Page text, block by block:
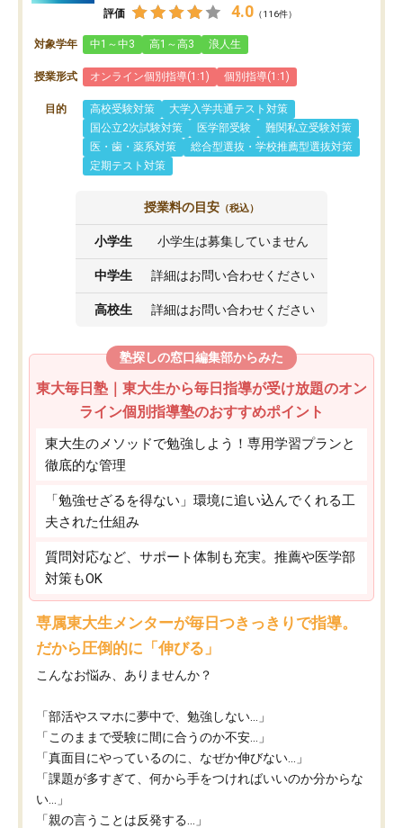
評価 4.0 （116件）
対象学年 中1～中3 高1～高3 浪人生
授業形式 オンライン個別指導(1:1) 個別指導(1:1)
目的 高校受験対策
大学入学共通テスト対策
国公立2次試験対策
医学部受験
難関私立受験対策
医・歯・薬系対策
総合型選抜・学校推薦型選抜対策
定期テスト対策
授業料の目安 （税込）
小学生 小学生は募集していません
中学生 詳細はお問い合わせください
高校生 詳細はお問い合わせください
塾探しの窓口編集部からみた
東大毎日塾｜東大生から毎日指導が受け放題のオン
ライン個別指導塾のおすすめポイント
東大生のメソッドで勉強しよう！専用学習プランと
徹底的な管理
「勉強せざるを得ない」環境に追い込んでくれる工
夫された仕組み
質問対応など、サポート体制も充実。推薦や医学部
対策もOK
専属東大生メンターが毎日つきっきりで指導。
だから圧倒的に「伸びる」
こんなお悩み、ありませんか？
「部活やスマホに夢中で、勉強しない…」
「このままで受験に間に合うのか不安…」
「真面目にやっているのに、なぜか伸びない…」
「課題が多すぎて、何から手をつければいいのか分からな
い…」
「親の言うことは反発する…」